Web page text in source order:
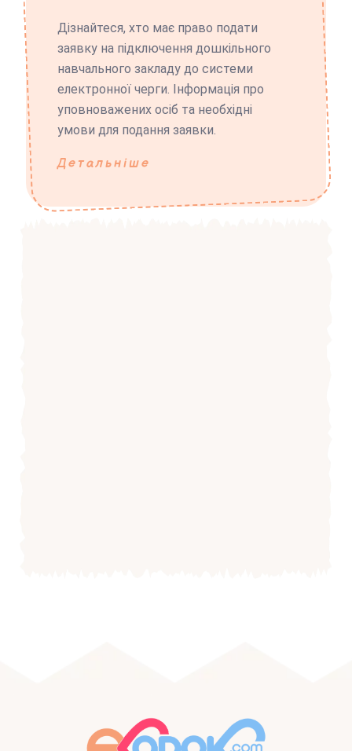
Дізнайтеся, хто має право подати
заявку на підключення дошкільного
навчального закладу до системи
електронної черги. Інформація про
уповноважених осіб та необхідні
умови для подання заявки.
Детальніше